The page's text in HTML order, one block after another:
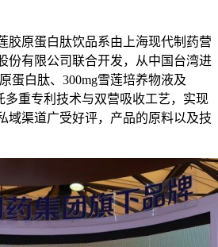
胶原蛋白肽饮品系由上海现代制药营
份有限公司联合开发，从中国台湾进
蛋白肽、300mg雪莲培养物液及
多重专利技术与双营吸收工艺，实现
域渠道广受好评，产品的原料以及技